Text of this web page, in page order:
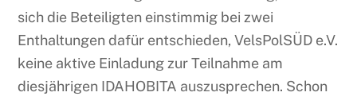
sich die Beteiligten einstimmig bei zwei
Enthaltungen dafür entschieden, VelsPolSÜD e.V.
keine aktive Einladung zur Teilnahme am
diesjährigen IDAHOBITA auszusprechen. Schon